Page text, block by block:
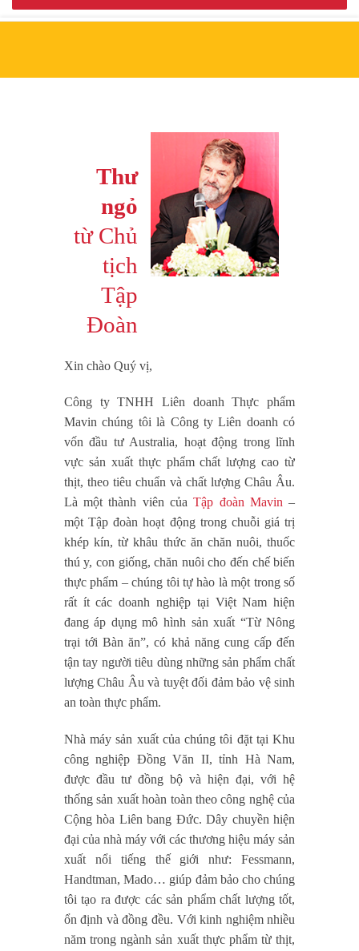
Thư
ngỏ
từ Chủ
tịch
Tập
Đoàn
Xin chào Quý vị,
Công ty TNHH Liên doanh Thực phẩm
Mavin chúng tôi là Công ty Liên doanh có
vốn đầu tư Australia, hoạt động trong lĩnh
vực sản xuất thực phẩm chất lượng cao từ
thịt, theo tiêu chuẩn và chất lượng Châu Âu.
Là một thành viên củaTập đoàn Mavin –
một Tập đoàn hoạt động trong chuỗi giá trị
khép kín, từ khâu thức ăn chăn nuôi, thuốc
thú y, con giống, chăn nuôi cho đến chế biến
thực phẩm – chúng tôi tự hào là một trong số
rất ít các doanh nghiệp tại Việt Nam hiện
đang áp dụng mô hình sản xuất “Từ Nông
trại tới Bàn ăn”, có khả năng cung cấp đến
tận tay người tiêu dùng những sản phẩm chất
lượng Châu Âu và tuyệt đối đảm bảo vệ sinh
an toàn thực phẩm.
Nhà máy sản xuất của chúng tôi đặt tại Khu
công nghiệp Đồng Văn II, tỉnh Hà Nam,
được đầu tư đồng bộ và hiện đại, với hệ
thống sản xuất hoàn toàn theo công nghệ của
Cộng hòa Liên bang Đức. Dây chuyền hiện
đại của nhà máy với các thương hiệu máy sản
xuất nổi tiếng thế giới như: Fessmann,
Handtman, Mado… giúp đảm bảo cho chúng
tôi tạo ra được các sản phẩm chất lượng tốt,
ổn định và đồng đều. Với kinh nghiệm nhiều
năm trong ngành sản xuất thực phẩm từ thịt,